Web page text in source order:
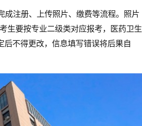
注册、上传照片、缴费等流程。照片
生要按专业二级类对应报考，医药卫生
不得更改，信息填写错误将后果自